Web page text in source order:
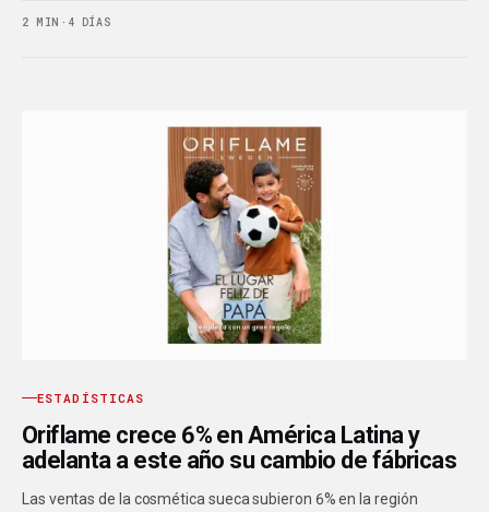
2 MIN · 4 DÍAS
ESTADÍSTICAS
Oriflame crece 6% en América Latina y
adelanta a este año su cambio de fábricas
Las ventas de la cosmética sueca subieron 6% en la región